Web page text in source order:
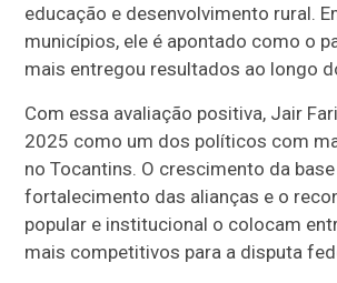
educação e desenvolvimento rural.
municípios, ele é apontado como o
mais entregou resultados ao longo
Com essa avaliação positiva, Jair
2025 como um dos políticos com
no Tocantins. O crescimento da
fortalecimento das alianças e o
popular e institucional o colocam
mais competitivos para a disputa